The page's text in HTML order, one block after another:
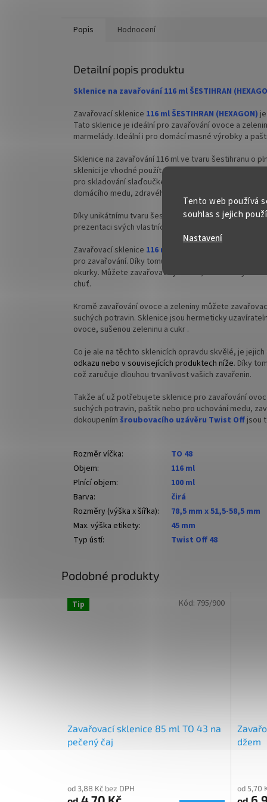
Tento web používá
souhlas s jejich
Nastavení
sklenice
✅ Zavařovací víčka na malé sklenky
✅ Víčka skladem a ihned k odeslání!
✅
✅
Popis Hodnocení
Detailní popis produktu
Sklenice na zavařování 116 ml ŠESTIHRAN
Zavařovací sklenice 116 ml ŠESTIHRAN (HEXAGON)
Tato sklenice je ideální pro zavařování ovoce a
marmelády. Ideální i pro domácí masné výrobky a
Sklenice na zavařování 116 ml ve tvaru šestihranu o
sklenici je vhodné použít víčko typu Twist Off 48. Pro
pro skladování slaďoučké babiččiny marmelády,
domácího medu, zdravého čatní, nakládané zeleniny
Díky unikátnímu tvaru šestihranu je tato sklenice také
prezentaci svých vlastních chuťových a kreativních
Zavařovací sklenice 116 ml ŠESTIHRAN (HEXAGON)
pro zavařování. Díky tomu můžete v ní zavařovat
okurky. Můžete zavařovat s jistotou, že všechny
chuť.
Kromě zavařování ovoce a zeleniny můžete
suchých potravin. Sklenice jsou hermeticky
ovoce, sušenou zeleninu a cukr .
Co je ale na těchto sklenicích opravdu skvělé, je jejich
odkazu nebo v souvisejících produktech níže. Díky
což zaručuje dlouhou trvanlivost vašich zavařenin.
Takže ať už potřebujete sklenice pro zavařování
suchých potravin, paštik nebo pro uchování medu,
dokoupením šroubovacího uzávěru Twist Offjsou
Rozměr víčka:
TO 48
Objem:
116 ml
Plnící objem:
100 ml
Barva:
čirá
Rozměry (výška x šířka):
78,5 mm x 51,5-58,5 mm
Max. výška etikety:
45 mm
Typ ústí: Twist Off 48
Podobné produkty
Tip
Zavařovací sklenice 85 ml TO 43 na
pečený čaj
od 3,88 Kč bez DPH
Kód: 795/900
džem
od 5,70